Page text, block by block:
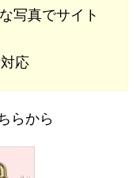
写真でサイト
応
らから